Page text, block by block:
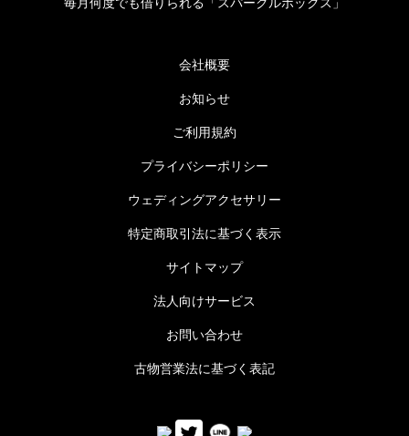
会社概要
お知らせ
ご利用規約
プライバシーポリシー
ウェディングアクセサリー
特定商取引法に基づく表示
サイトマップ
法人向けサービス
お問い合わせ
古物営業法に基づく表記